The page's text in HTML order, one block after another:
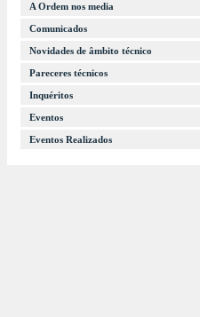
A Ordem nos media
Comunicados
Novidades de âmbito técnico
Pareceres técnicos
Inquéritos
Eventos
Eventos Realizados